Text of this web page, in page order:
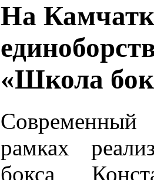
На
«Школа
рамках
бокса